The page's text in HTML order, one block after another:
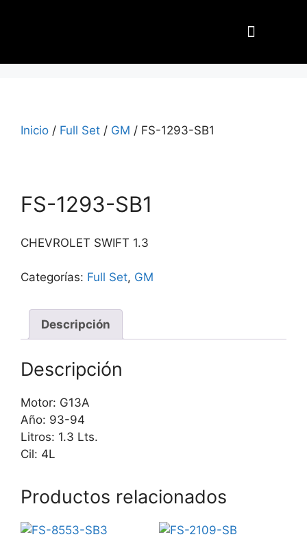
Inicio / Full Set / GM / FS-1293-SB1
FS-1293-SB1
CHEVROLET SWIFT 1.3
Categorías: Full Set, GM
Descripción
Descripción
Motor: G13A
Año: 93-94
Litros: 1.3 Lts.
Cil: 4L
Productos relacionados